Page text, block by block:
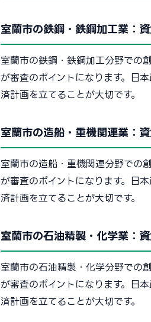
室蘭市の鉄鋼・鉄鋼加工業：
室蘭市の鉄鋼・鉄鋼加工分野での
が審査のポイントになります。日
済計画を立てることが大切です。
室蘭市の造船・重機関連業：
室蘭市の造船・重機関連分野での
が審査のポイントになります。日
済計画を立てることが大切です。
室蘭市の石油精製・化学業：
室蘭市の石油精製・化学分野での
が審査のポイントになります。日
済計画を立てることが大切です。